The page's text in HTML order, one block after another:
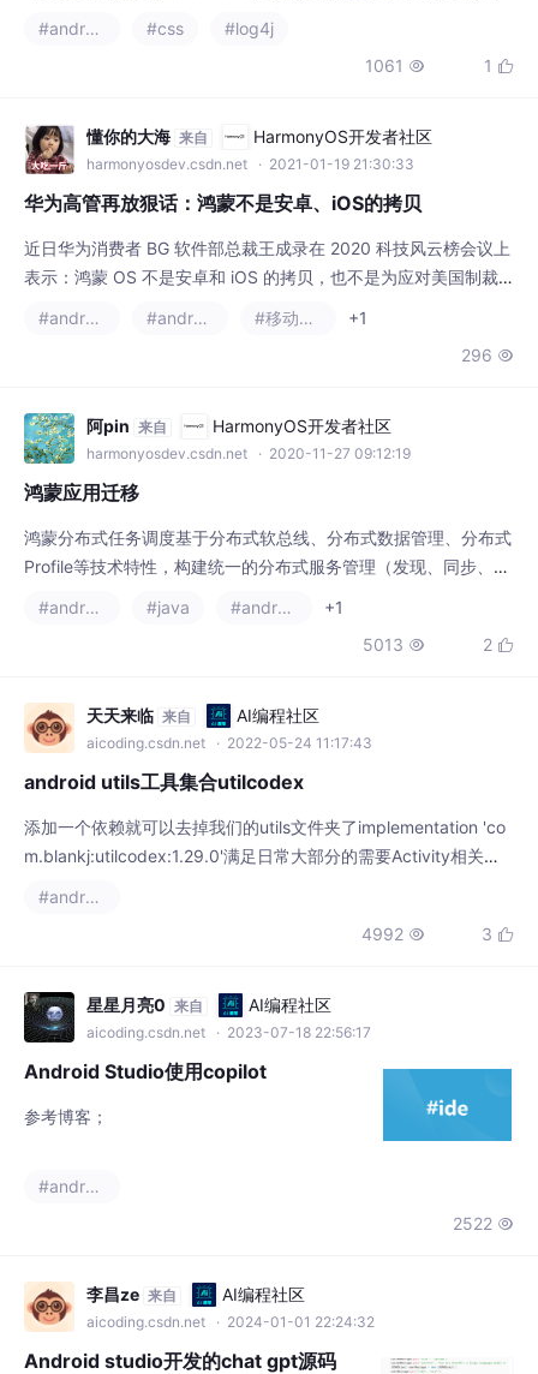
#android studio #css
#log4j
1061  1 
懂你的大海 来自 HarmonyOS开发者社区
harmonyosdev.csdn.net · 2021-01-19 21:30:33
华为高管再放狠话：鸿蒙不是安卓、iOS的拷贝
近日华为消费者 BG 软件部总裁王成录在 2020 科技风云榜会议上
表示：鸿蒙 OS 不是安卓和 iOS 的拷贝，也不是为应对美国制裁
示：鸿蒙 OS 不是安卓和 iOS 的拷贝，这个操作系统跟仅仅基于
#android #android studio #移动开发
+1
296 
阿pin 来自 HarmonyOS开发者社区
harmonyosdev.csdn.net · 2020-11-27 09:12:19
鸿蒙应用迁移
鸿蒙分布式任务调度基于分布式软总线、分布式数据管理、分布式
Profile等技术特性，构建统一的分布式服务管理（发现、同步、注
远程连接以及迁移等操作，能够根据不同设备的能力、位置、业务
运行状态、资源使用情况，以及用户的习惯和意图，选择合适的设
个鸿蒙应用。效果预览demo运行效果如下：若
#android #java #android studio
+1
5013  2 
天天来临 来自 AI编程社区
aicoding.csdn.net · 2022-05-24 11:17:43
android utils工具集合utilcodex
添加一个依赖就可以去掉我们的utils文件夹了implementation 'co
m.blankj:utilcodex:1.29.0'满足日常大部分的需要Activity相关
#android studio
4992  3 
星星月亮0 来自 AI编程社区
aicoding.csdn.net · 2023-07-18 22:56:17
Android Studio使用copilot
参考博客；
#android studio
2522 
李昌ze 来自 AI编程社区
aicoding.csdn.net · 2024-01-01 22:24:32
Android studio开发的chat gpt源码